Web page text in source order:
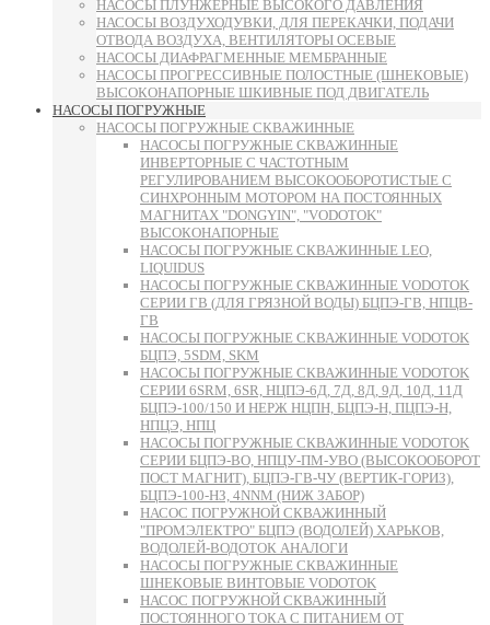
НАСОСЫ ПЛУНЖЕРНЫЕ ВЫСОКОГО ДАВЛЕНИЯ
НАСОСЫ ВОЗДУХОДУВКИ, ДЛЯ ПЕРЕКАЧКИ, ПОДАЧИ
ОТВОДА ВОЗДУХА, ВЕНТИЛЯТОРЫ ОСЕВЫЕ
НАСОСЫ ДИАФРАГМЕННЫЕ МЕМБРАННЫЕ
НАСОСЫ ПРОГРЕССИВНЫЕ ПОЛОСТНЫЕ (ШНЕКОВЫЕ)
ВЫСОКОНАПОРНЫЕ ШКИВНЫЕ ПОД ДВИГАТЕЛЬ
НАСОСЫ ПОГРУЖНЫЕ
НАСОСЫ ПОГРУЖНЫЕ СКВАЖИННЫЕ
НАСОСЫ ПОГРУЖНЫЕ СКВАЖИННЫЕ
ИНВЕРТОРНЫЕ С ЧАСТОТНЫМ
РЕГУЛИРОВАНИЕМ ВЫСОКООБОРОТИСТЫЕ С
СИНХРОННЫМ МОТОРОМ НА ПОСТОЯННЫХ
МАГНИТАХ "DONGYIN", "VODOTOK"
ВЫСОКОНАПОРНЫЕ
НАСОСЫ ПОГРУЖНЫЕ СКВАЖИННЫЕ LEO,
LIQUIDUS
НАСОСЫ ПОГРУЖНЫЕ СКВАЖИННЫЕ VODOTOK
СЕРИИ ГВ (ДЛЯ ГРЯЗНОЙ ВОДЫ) БЦПЭ-ГВ, НПЦВ-
ГВ
НАСОСЫ ПОГРУЖНЫЕ СКВАЖИННЫЕ VODOTOK
БЦПЭ, 5SDM, SKM
НАСОСЫ ПОГРУЖНЫЕ СКВАЖИННЫЕ VODOTOK
СЕРИИ 6SRM, 6SR, НЦПЭ-6Д, 7Д, 8Д, 9Д, 10Д, 11Д
БЦПЭ-100/150 И НЕРЖ НЦПН, БЦПЭ-Н, ПЦПЭ-Н,
НПЦЭ, НПЦ
НАСОСЫ ПОГРУЖНЫЕ СКВАЖИННЫЕ VODOTOK
СЕРИИ БЦПЭ-ВО, НПЦУ-ПМ-УВО (ВЫСОКООБОРОТ
ПОСТ МАГНИТ), БЦПЭ-ГВ-ЧУ (ВЕРТИК-ГОРИЗ),
БЦПЭ-100-НЗ, 4NNM (НИЖ ЗАБОР)
НАСОС ПОГРУЖНОЙ СКВАЖИННЫЙ
"ПРОМЭЛЕКТРО" БЦПЭ (ВОДОЛЕЙ) ХАРЬКОВ,
ВОДОЛЕЙ-ВОДОТОК АНАЛОГИ
НАСОСЫ ПОГРУЖНЫЕ СКВАЖИННЫЕ
ШНЕКОВЫЕ ВИНТОВЫЕ VODOTOK
НАСОС ПОГРУЖНОЙ СКВАЖИННЫЙ
ПОСТОЯННОГО ТОКА С ПИТАНИЕМ ОТ